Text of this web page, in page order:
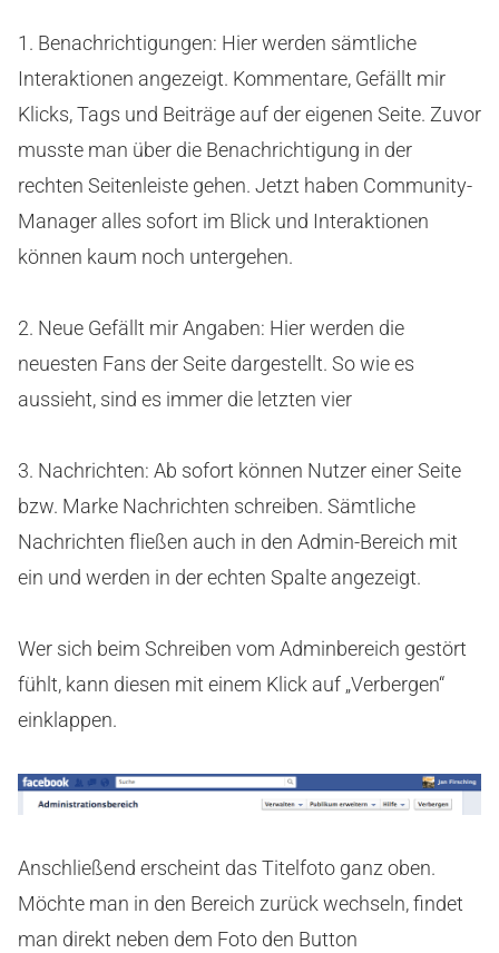
1. Benachrichtigungen: Hier werden sämtliche
Interaktionen angezeigt. Kommentare, Gefällt mir
Klicks, Tags und Beiträge auf der eigenen Seite. Zuvor
musste man über die Benachrichtigung in der
rechten Seitenleiste gehen. Jetzt haben Community-
Manager alles sofort im Blick und Interaktionen
können kaum noch untergehen.
2. Neue Gefällt mir Angaben: Hier werden die
neuesten Fans der Seite dargestellt. So wie es
aussieht, sind es immer die letzten vier
3. Nachrichten: Ab sofort können Nutzer einer Seite
bzw. Marke Nachrichten schreiben. Sämtliche
Nachrichten fließen auch in den Admin-Bereich mit
ein und werden in der echten Spalte angezeigt.
Wer sich beim Schreiben vom Adminbereich gestört
fühlt, kann diesen mit einem Klick auf „Verbergen“
einklappen.
Anschließend erscheint das Titelfoto ganz oben.
Möchte man in den Bereich zurück wechseln, findet
man direkt neben dem Foto den Button